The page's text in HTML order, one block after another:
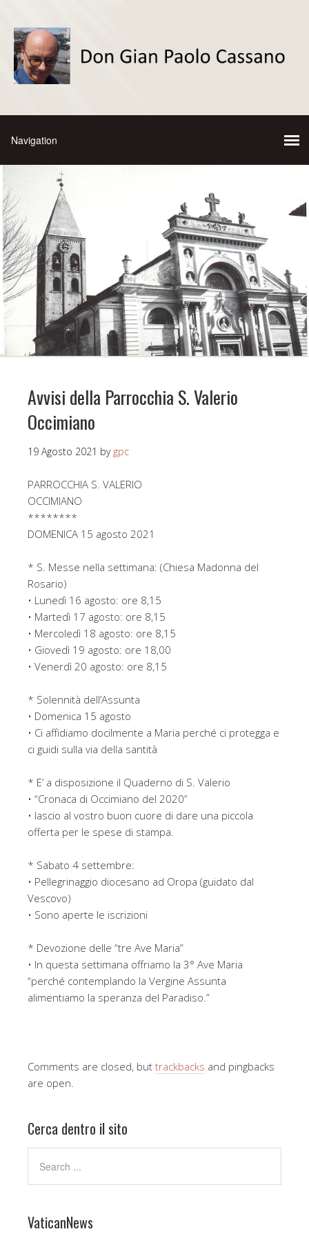
Avvisi della Parrocchia S. Valerio
Occimiano
19 Agosto 2021 by gpc
PARROCCHIA S. VALERIO
OCCIMIANO
********
DOMENICA 15 agosto 2021
* S. Messe nella settimana: (Chiesa Madonna del
Rosario)
• Lunedì 16 agosto: ore 8,15
• Martedì 17 agosto: ore 8,15
• Mercoledì 18 agosto: ore 8,15
• Giovedì 19 agosto: ore 18,00
• Venerdì 20 agosto: ore 8,15
* Solennità dell’Assunta
• Domenica 15 agosto
• Ci affidiamo docilmente a Maria perché ci protegga e
ci guidi sulla via della santità
* E’ a disposizione il Quaderno di S. Valerio
• “Cronaca di Occimiano del 2020”
• lascio al vostro buon cuore di dare una piccola
offerta per le spese di stampa.
* Sabato 4 settembre:
• Pellegrinaggio diocesano ad Oropa (guidato dal
Vescovo)
• Sono aperte le iscrizioni
* Devozione delle “tre Ave Maria”
• In questa settimana offriamo la 3° Ave Maria
“perché contemplando la Vergine Assunta
alimentiamo la speranza del Paradiso.”
Comments are closed, but trackbacks and pingbacks
are open.
Cerca dentro il sito
VaticanNews